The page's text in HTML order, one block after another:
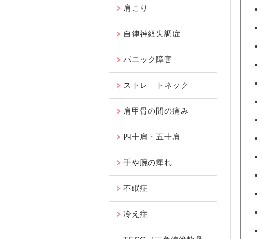
肩こり
自律神経失調症
パニック障害
ストレートネック
肩甲骨の間の痛み
四十肩・五十肩
手や腕の痺れ
不眠症
冷え症